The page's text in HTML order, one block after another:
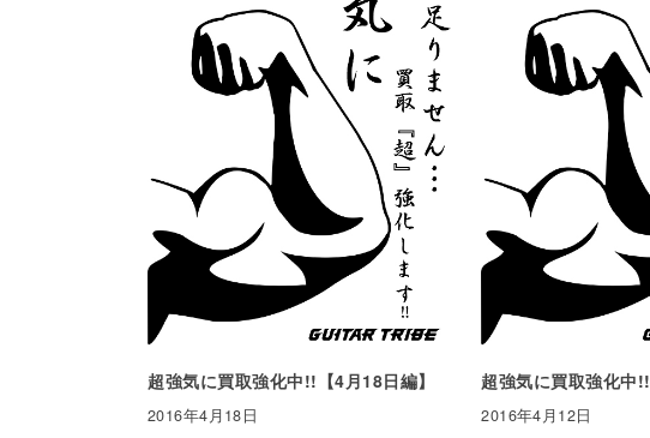
超強気に買取強化中!!【4月18日編】
2016年4月18日
超強気に買取強化中!!
2016年4月12日